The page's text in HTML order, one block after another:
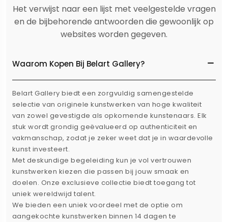
Het verwijst naar een lijst met veelgestelde vragen
en de bijbehorende antwoorden die gewoonlijk op
websites worden gegeven.
Waarom Kopen Bij Belart Gallery?
Belart Gallery biedt een zorgvuldig samengestelde
selectie van originele kunstwerken van hoge kwaliteit
van zowel gevestigde als opkomende kunstenaars. Elk
stuk wordt grondig geëvalueerd op authenticiteit en
vakmanschap, zodat je zeker weet dat je in waardevolle
kunst investeert.
Met deskundige begeleiding kun je vol vertrouwen
kunstwerken kiezen die passen bij jouw smaak en
doelen. Onze exclusieve collectie biedt toegang tot
uniek wereldwijd talent.
We bieden een uniek voordeel met de optie om
aangekochte kunstwerken binnen 14 dagen te